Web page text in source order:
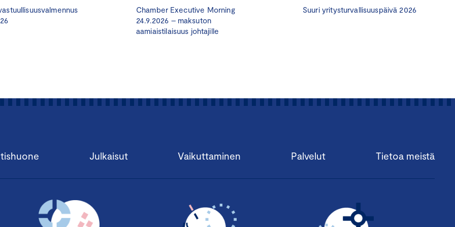
lmoittautuminen ja aamukahvia tarjolla
VastuullisuusjohtajaIda Lindroos , Keskisuomalainen Oyj
Chamber Executive Morning
24.9.2026 – maksuton
aamiaistilaisuus johtajille
Suuri yritysturvallisuuspäivä 2026
Julkaisut Vaikuttaminen Palvelut Tietoa meistä